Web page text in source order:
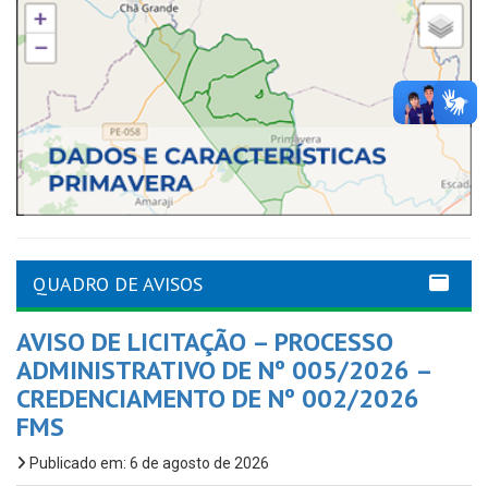
QUADRO DE AVISOS
AVISO DE LICITAÇÃO – PROCESSO
ADMINISTRATIVO DE Nº 005/2026 –
CREDENCIAMENTO DE Nº 002/2026
FMS
Publicado em: 6 de agosto de 2026